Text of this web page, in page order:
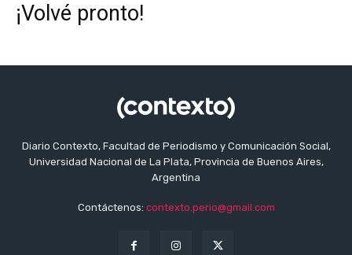
¡Volvé pronto!
Diario Contexto, Facultad de Periodismo y Comunicación Social,
Universidad Nacional de La Plata, Provincia de Buenos Aires,
Argentina
Contáctenos: contexto.perio@gmail.com